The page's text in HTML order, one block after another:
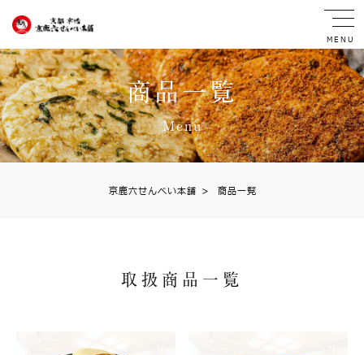
MENU
商品一覧
Menu
京鹿六せんべい本舗 > 商品一覧
取扱商品一覧